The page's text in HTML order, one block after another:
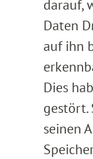
darauf,
Daten
auf ihn
Dies
gestört.
seinen